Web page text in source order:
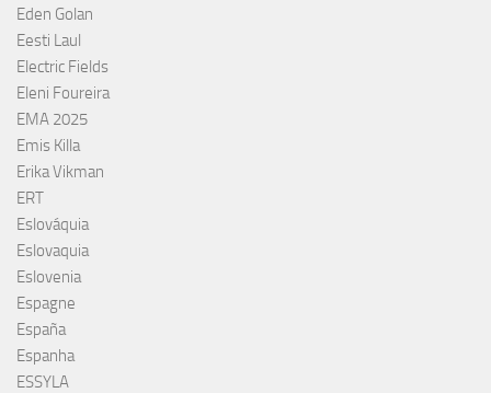
Eden Golan
Eesti Laul
Electric Fields
Eleni Foureira
EMA 2025
Emis Killa
Erika Vikman
ERT
Eslováquia
Eslovaquia
Eslovenia
Espagne
España
Espanha
ESSYLA